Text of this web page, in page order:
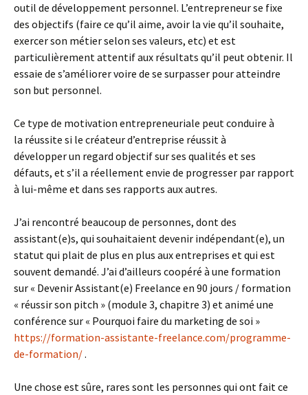
outil de développement personnel. L’entrepreneur se fixe
des objectifs (faire ce qu’il aime, avoir la vie qu’il souhaite,
exercer son métier selon ses valeurs, etc) et est
particulièrement attentif aux résultats qu’il peut obtenir. Il
essaie de s’améliorer voire de se surpasser pour atteindre
son but personnel.
Ce type de motivation entrepreneuriale peut conduire à
la réussite si le créateur d’entreprise réussit à
développer un regard objectif sur ses qualités et ses
défauts, et s’il a réellement envie de progresser par rapport
à lui-même et dans ses rapports aux autres.
J’ai rencontré beaucoup de personnes, dont des
assistant(e)s, qui souhaitaient devenir indépendant(e), un
statut qui plait de plus en plus aux entreprises et qui est
souvent demandé. J’ai d’ailleurs coopéré à une formation
sur « Devenir Assistant(e) Freelance en 90 jours / formation
« réussir son pitch » (module 3, chapitre 3) et animé une
conférence sur « Pourquoi faire du marketing de soi »
https://formation-assistante-freelance.com/programme-
de-formation/.
Une chose est sûre, rares sont les personnes qui ont fait ce